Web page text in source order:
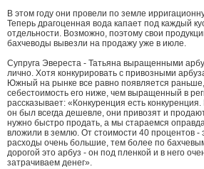
В этом году они провели по земле
Теперь драгоценная вода капает под каждый
отдельности. Возможно, поэтому свои
бахчеводы вывезли на продажу уже в июле.
Супруга Эвереста - Татьяна выращенными
лично. Хотя конкурировать с привозными
Южный на рынке все равно появляется
себестоимость его ниже, чем выращенный в
рассказывает: «Конкуренция есть
он был всегда дешевле, они привозят и
нужно быстро продать, а мы стараемся
вложили в землю. От стоимости 40 процентов -
расходы очень большие, тем более по
дорогой это арбуз - он под пленкой и в него
затрачиваем денег».